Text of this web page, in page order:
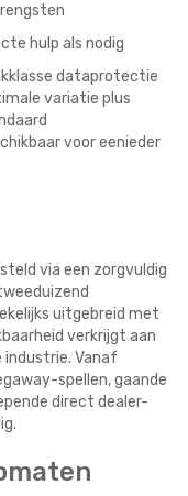
hulp als nodig
dataprotectie
variatie plus
voor eenieder
via een zorgvuldig
uitgebreid met
verkrijgt aan
industrie. Vanaf
spellen, gaande
direct dealer-